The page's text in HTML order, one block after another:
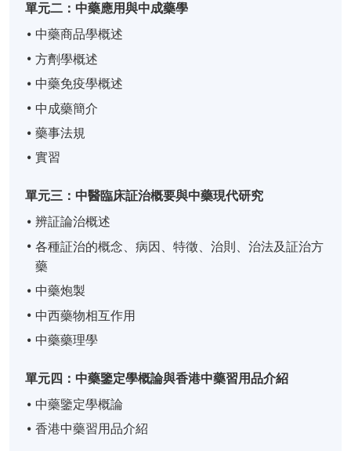
單元二：中藥應用與中成藥學
中藥商品學概述
方劑學概述
中藥免疫學概述
中成藥簡介
藥事法規
實習
單元三：中醫臨床証治概要與中藥現代研究
辨証論治概述
各種証治的概念、病因、特徵、治則、治法及証治方
藥
中藥炮製
中西藥物相互作用
中藥藥理學
單元四：中藥鑒定學概論與香港中藥習用品介紹
中藥鑒定學概論
香港中藥習用品介紹